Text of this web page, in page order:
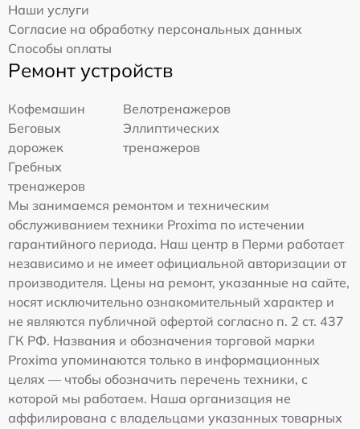
Наши услуги
Согласие на обработку персональных данных
Способы оплаты
Ремонт устройств
Кофемашин
Велотренажеров
Беговых
дорожек
Эллиптических
тренажеров
Гребных
тренажеров
Мы занимаемся ремонтом и техническим
обслуживанием техники Proxima по истечении
гарантийного периода. Наш центр в Перми работает
независимо и не имеет официальной авторизации от
производителя. Цены на ремонт, указанные на сайте,
носят исключительно ознакомительный характер и
не являются публичной офертой согласно п. 2 ст. 437
ГК РФ. Названия и обозначения торговой марки
Proxima упоминаются только в информационных
целях — чтобы обозначить перечень техники, с
которой мы работаем. Наша организация не
аффилирована с владельцами указанных товарных